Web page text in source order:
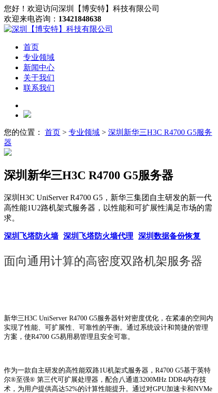
您好！欢迎访问深圳【博安特】科技有限公司
欢迎来电咨询： 13421848638
首页
专业领域
新闻中心
关于我们
联系我们
您的位置： 首页 > 专业领域 > 深圳新华三H3C R4700 G5服务
器
深圳新华三H3C R4700 G5服务器
深圳H3C UniServer R4700 G5，新华三集团自主研发的新一代
高性能1U2路机架式服务器，以性能和可扩展性满足市场的需
求。
深圳飞塔防火墙 深圳飞塔防火墙代理 深圳数据备份恢复
面向通用计算的高密度双路机架服务器
新华三H3C UniServer R4700 G5服务器针对密度优化，在紧凑的空间内
实现了性能、可扩展性、可靠性的平衡。通过系统设计和简捷的管理
方案，使R4700 G5易用易管理且安全可靠。
作为一款自主研发的高性能双路1U机架式服务器，R4700 G5基于英特
尔®至强® 第三代可扩展处理器，配合八通道3200MHz DDR4内存技
术，为用户提供高达52%的计算性能提升。通过对GPU加速卡和NVMe